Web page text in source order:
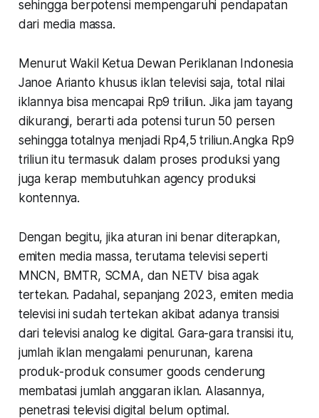
sehingga berpotensi mempengaruhi pendapatan
dari media massa.
Menurut Wakil Ketua Dewan Periklanan Indonesia
Janoe Arianto khusus iklan televisi saja, total nilai
iklannya bisa mencapai Rp9 triliun. Jika jam tayang
dikurangi, berarti ada potensi turun 50 persen
sehingga totalnya menjadi Rp4,5 triliun.Angka Rp9
triliun itu termasuk dalam proses produksi yang
juga kerap membutuhkan agency produksi
kontennya.
Dengan begitu, jika aturan ini benar diterapkan,
emiten media massa, terutama televisi seperti
MNCN, BMTR, SCMA, dan NETV bisa agak
tertekan. Padahal, sepanjang 2023, emiten media
televisi ini sudah tertekan akibat adanya transisi
dari televisi analog ke digital. Gara-gara transisi itu,
jumlah iklan mengalami penurunan, karena
produk-produk consumer goods cenderung
membatasi jumlah anggaran iklan. Alasannya,
penetrasi televisi digital belum optimal.